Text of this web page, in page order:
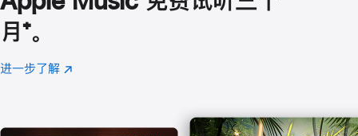
月 脚
注
⁺。
进一步了解 Apple
(在
口